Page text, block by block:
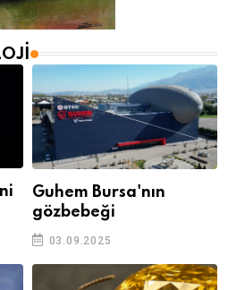
Guhem Bursa'nın
gözbebeği
03.09.2025